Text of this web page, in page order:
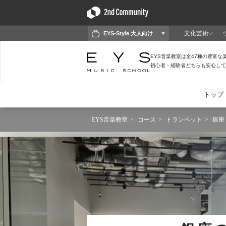
EYS音楽教室 コース トランペット 銀座